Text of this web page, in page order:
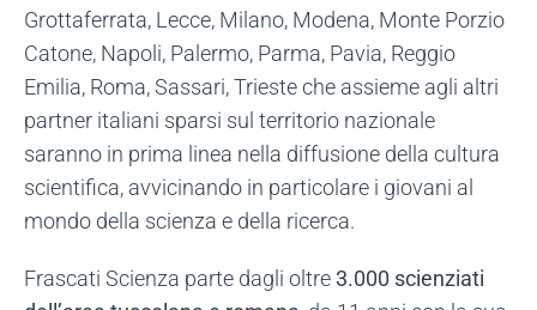
Grottaferrata, Lecce, Milano, Modena, Monte Porzio
Catone, Napoli, Palermo, Parma, Pavia, Reggio
Emilia, Roma, Sassari, Trieste che assieme agli altri
partner italiani sparsi sul territorio nazionale
saranno in prima linea nella diffusione della cultura
scientifica, avvicinando in particolare i giovani al
mondo della scienza e della ricerca.
Frascati Scienza parte dagli oltre3.000 scienziati